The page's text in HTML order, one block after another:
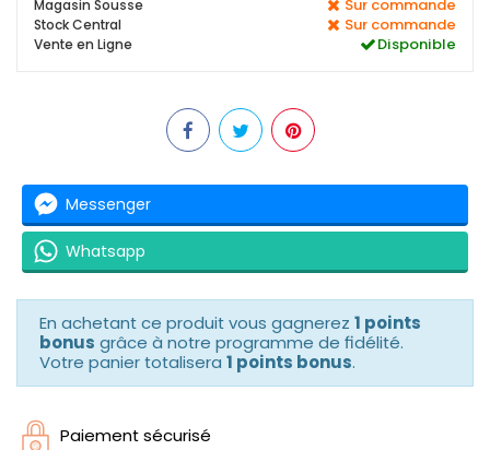
Magasin Sousse Sur commande
Stock Central Sur commande
Vente en Ligne Disponible
Messenger
Whatsapp
En achetant ce produit vous gagnerez 1 points
bonus grâce à notre programme de fidélité.
Votre panier totalisera 1 points bonus.
Paiement sécurisé